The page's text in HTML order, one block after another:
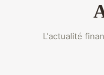
L'actualité